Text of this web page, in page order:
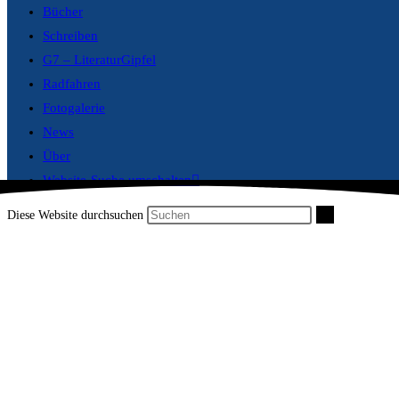
Bücher
Schreiben
G7 – LiteraturGipfel
Radfahren
Fotogalerie
News
Über
Website-Suche umschalten
Diese Website durchsuchen